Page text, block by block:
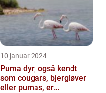
10 januar 2024
Puma dyr, også kendt
som cougars, bjergløver
eller pumas, er